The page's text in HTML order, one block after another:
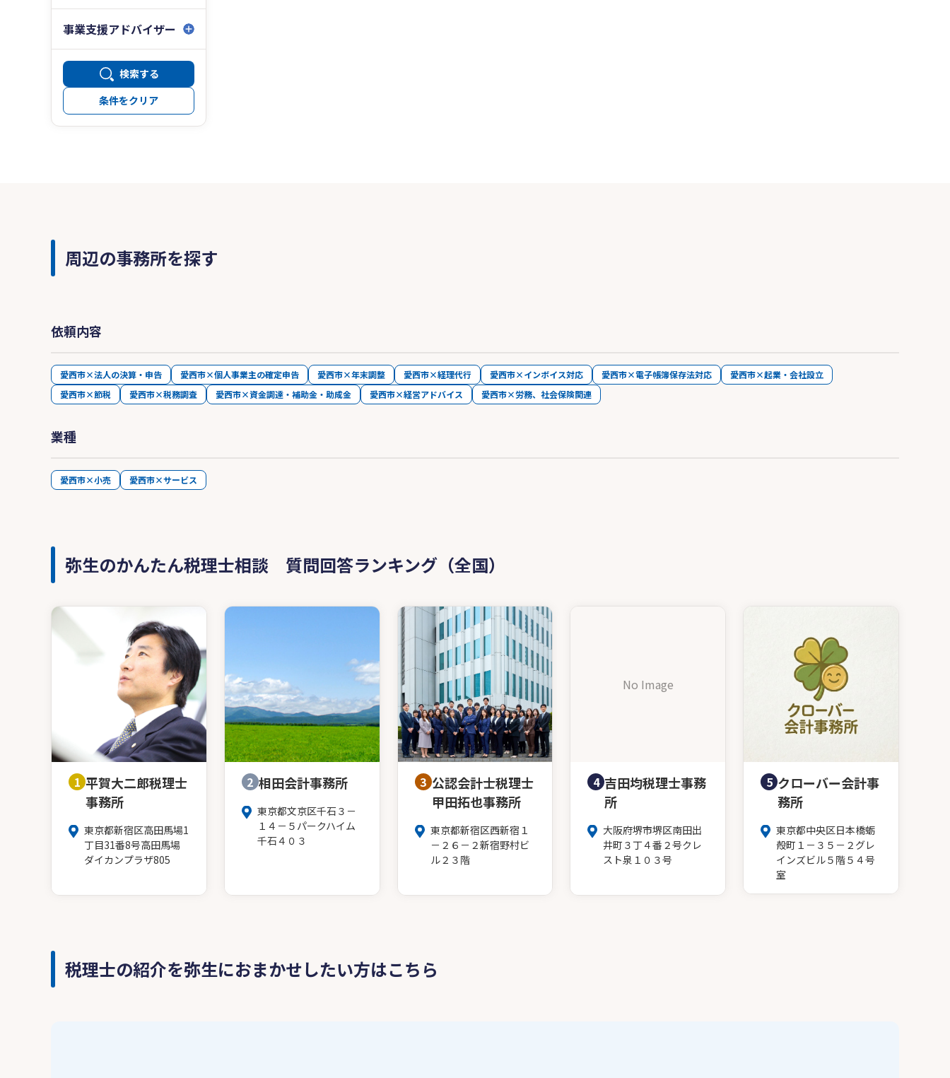
事業支援アドバイザー
検索する
条件をクリア
周辺の事務所を探す
依頼内容
愛西市×法人の決算・申告 愛西市×個人事業主の確定申告 愛西市×年末調整 愛西市×経理代行 愛西市×インボイス対応 愛西市×電子帳簿保存法対応
愛西市×起業・会社設立
愛西市×節税
愛西市×税務調査 愛西市×資金調達・補助金・助成金 愛西市×経営アドバイス 愛西市×労務、社会保険関連
業種
愛西市×小売 愛西市×サービス
弥生のかんたん税理士相談 質問回答ランキング（全国）
1 平賀大二郎税理士
事務所
東京都新宿区高田馬場1
丁目31番8号高田馬場
ダイカンプラザ805
2 相田会計事務所
東京都文京区千石３－
１４－５パークハイム
千石４０３
3 公認会計士税理士
甲田拓也事務所
東京都新宿区西新宿１
－２６－２新宿野村ビ
ル２３階
No Image
4 吉田均税理士事務
所
大阪府堺市堺区南田出
井町３丁４番２号クレ
スト泉１０３号
5 クローバー会計事
務所
東京都中央区日本橋蛎
殻町１－３５－２グレ
インズビル５階５４号
室
税理士の紹介を弥生におまかせしたい方はこちら